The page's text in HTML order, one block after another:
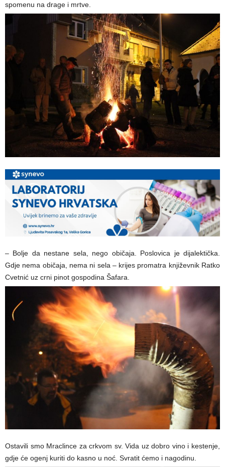
spomenu na drage i mrtve.
– Bolje da nestane sela, nego običaja. Poslovica je dijalektička.
Gdje nema običaja, nema ni sela – krijes promatra književnik Ratko
Cvetnić uz crni pinot gospodina Šafara.
Ostavili smo Mraclince za crkvom sv. Vida uz dobro vino i kestenje,
gdje će ogenj kuriti do kasno u noć. Svratit ćemo i nagodinu.